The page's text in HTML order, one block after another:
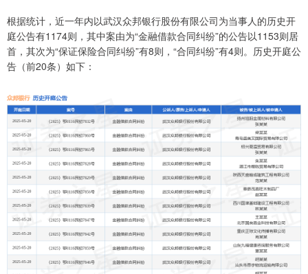
根据统计，近一年内以武汉众邦银行股份有限公司为当事人的历史开
庭公告有1174则，其中案由为“金融借款合同纠纷”的公告以1153则居
首，其次为“保证保险合同纠纷”有8则，“合同纠纷”有4则。历史开庭公
告（前20条）如下：